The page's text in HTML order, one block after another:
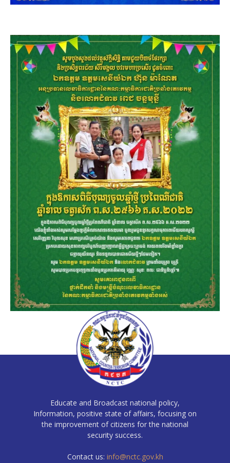
Educate and Broadcast national policy,
Information, positive state of affairs, focusing on
the improvement of citizens for the national
security success.
Contact us: info@nctc.gov.kh